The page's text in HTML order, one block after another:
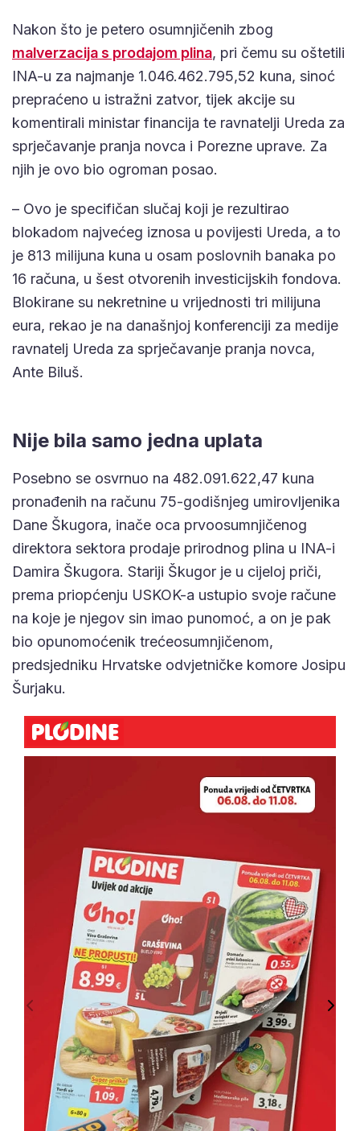
Nakon što je petero osumnjičenih zbog
malverzacija s prodajom plina, pri čemu su oštetili
INA-u za najmanje 1.046.462.795,52 kuna, sinoć
prepraćeno u istražni zatvor, tijek akcije su
komentirali ministar financija te ravnatelji Ureda za
sprječavanje pranja novca i Porezne uprave. Za
njih je ovo bio ogroman posao.
– Ovo je specifičan slučaj koji je rezultirao
blokadom najvećeg iznosa u povijesti Ureda, a to
je 813 milijuna kuna u osam poslovnih banaka po
16 računa, u šest otvorenih investicijskih fondova.
Blokirane su nekretnine u vrijednosti tri milijuna
eura, rekao je na današnjoj konferenciji za medije
ravnatelj Ureda za sprječavanje pranja novca,
Ante Biluš.
Nije bila samo jedna uplata
Posebno se osvrnuo na 482.091.622,47 kuna
pronađenih na računu 75-godišnjeg umirovljenika
Dane Škugora, inače oca prvoosumnjičenog
direktora sektora prodaje prirodnog plina u INA-i
Damira Škugora. Stariji Škugor je u cijeloj priči,
prema priopćenju USKOK-a ustupio svoje račune
na koje je njegov sin imao punomoć, a on je pak
bio opunomoćenik trećeosumnjičenom,
predsjedniku Hrvatske odvjetničke komore Josipu
Šurjaku.